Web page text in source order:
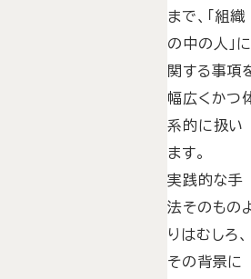
まで、「組織
の中の人」
関する事項
幅広くかつ
系的に扱い
ます。
実践的な手
法そのもの
りはむしろ、
その背景に